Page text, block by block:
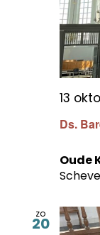
Ds.
13
Oude
zo
20